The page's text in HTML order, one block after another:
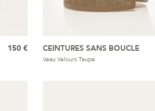
150 € CEINTURES SANS BOUCLE
Veau Velours Taupe